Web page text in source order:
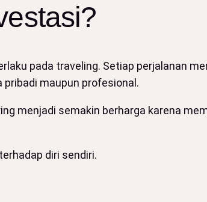
pada traveling. Setiap perjalanan
maupun profesional.
menjadi semakin berharga karena
diri sendiri.